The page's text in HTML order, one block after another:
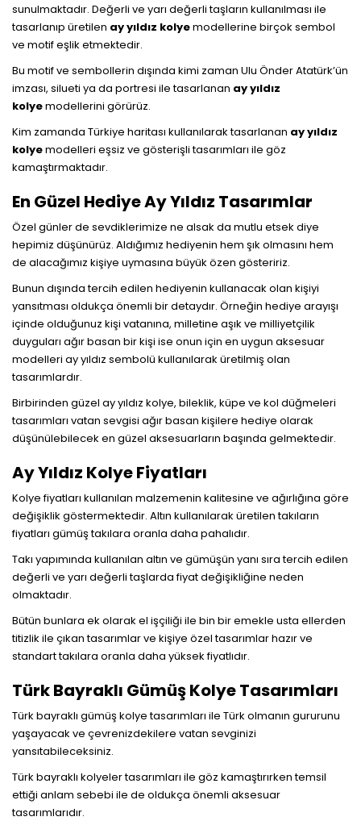
sunulmaktadır. Değerli ve yarı değerli taşların kullanılması ile
tasarlanıp üretilen ay yıldız kolyemodellerine birçok sembol
ve motif eşlik etmektedir.
Bu motif ve sembollerin dışında kimi zaman Ulu Önder Atatürk’ün
imzası, silueti ya da portresi ile tasarlanan ay yıldız
kolyemodellerini görürüz.
Kim zamanda Türkiye haritası kullanılarak tasarlanan ay yıldız
kolyemodelleri eşsiz ve gösterişli tasarımları ile göz
kamaştırmaktadır.
En Güzel Hediye Ay Yıldız Tasarımlar
Özel günler de sevdiklerimize ne alsak da mutlu etsek diye
hepimiz düşünürüz. Aldığımız hediyenin hem şık olmasını hem
de alacağımız kişiye uymasına büyük özen gösteririz.
Bunun dışında tercih edilen hediyenin kullanacak olan kişiyi
yansıtması oldukça önemli bir detaydır. Örneğin hediye arayışı
içinde olduğunuz kişi vatanına, milletine aşık ve milliyetçilik
duyguları ağır basan bir kişi ise onun için en uygun aksesuar
modelleri ay yıldız sembolü kullanılarak üretilmiş olan
tasarımlardır.
Birbirinden güzel ay yıldız kolye, bileklik, küpe ve kol düğmeleri
tasarımları vatan sevgisi ağır basan kişilere hediye olarak
düşünülebilecek en güzel aksesuarların başında gelmektedir.
Ay Yıldız Kolye Fiyatları
Kolye fiyatları kullanılan malzemenin kalitesine ve ağırlığına göre
değişiklik göstermektedir. Altın kullanılarak üretilen takıların
fiyatları gümüş takılara oranla daha pahalıdır.
Takı yapımında kullanılan altın ve gümüşün yanı sıra tercih edilen
değerli ve yarı değerli taşlarda fiyat değişikliğine neden
olmaktadır.
Bütün bunlara ek olarak el işçiliği ile bin bir emekle usta ellerden
titizlik ile çıkan tasarımlar ve kişiye özel tasarımlar hazır ve
standart takılara oranla daha yüksek fiyatlıdır.
Türk Bayraklı Gümüş Kolye Tasarımları
Türk bayraklı gümüş kolye tasarımları ile Türk olmanın gururunu
yaşayacak ve çevrenizdekilere vatan sevginizi
yansıtabileceksiniz.
Türk bayraklı kolyeler tasarımları ile göz kamaştırırken temsil
ettiği anlam sebebi ile de oldukça önemli aksesuar
tasarımlarıdır.